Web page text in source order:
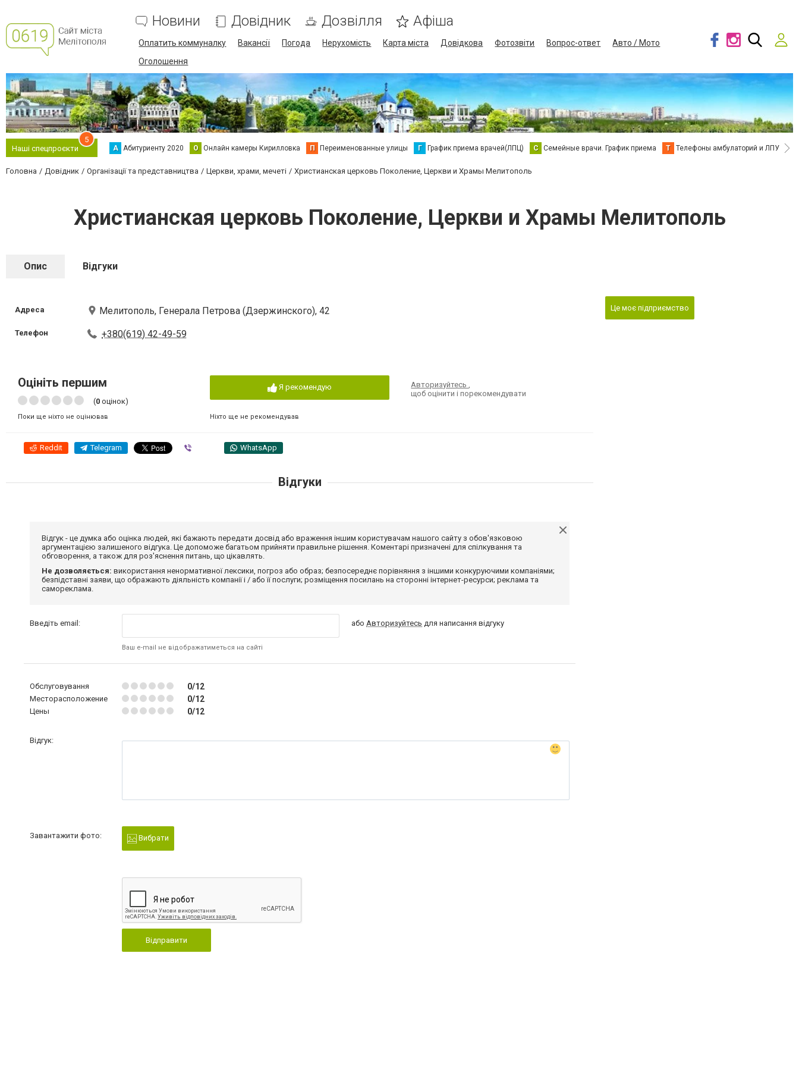
Новини Довідник Дозвілля Афіша
Оплатить коммуналку Вакансії Погода Нерухомість Карта міста Довідкова Фотозвіти Вопрос-ответ
Авто / Мото
Оголошення
Наші спецпроєкти
5
А Абитуриенту 2020 О Онлайн камеры Кирилловка П Переименованные улицы Г График приема врачей(ЛПЦ) С Семейные врачи. График приема Т Телефоны амбулаторий и ЛПУ В
Головна Довідник Організації та представництва Церкви, храми, мечеті Христианская церковь Поколение, Церкви и Храмы Мелитополь
Христианская церковь Поколение, Церкви и Храмы Мелитополь
Опис Відгуки
Адреса Мелитополь, Генерала Петрова (Дзержинского), 42
Телефон +380(619) 42-49-59
Оцініть першим
(0 оцінок)
Поки ще ніхто не оцінював
Я рекомендую
Ніхто ще не рекомендував
Авторизуйтесь,
щоб оцінити і порекомендувати
Reddit Telegram WhatsApp
Це моє підприємство
Відгуки
Відгук - це думка або оцінка людей, які бажають передати досвід або враження іншим користувачам нашого сайту з обов'язковою
аргументацією залишеного відгука. Це допоможе багатьом прийняти правильне рішення. Коментарі призначені для спілкування та
обговорення, а також для роз'яснення питань, що цікавлять.
Не дозволяється: використання ненормативної лексики, погроз або образ; безпосереднє порівняння з іншими конкуруючими компаніями;
безпідставні заяви, що ображають діяльність компанії і / або її послуги; розміщення посилань на сторонні інтернет-ресурси; реклама та
самореклама.
Введіть email:
Ваш e-mail не відображатиметься на сайті
абоАвторизуйтесь для написання відгуку
Обслуговування 0/12
Месторасположение 0/12
Цены 0/12
Відгук:
Завантажити фото: Вибрати
Відправити